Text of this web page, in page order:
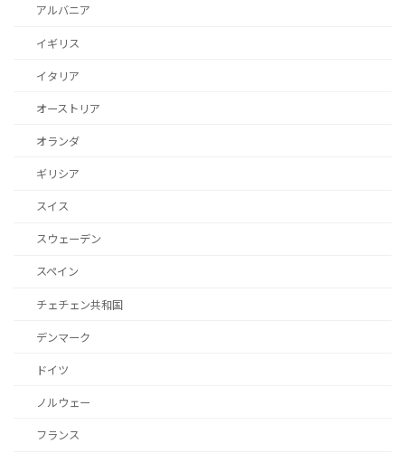
アルバニア
イギリス
イタリア
オーストリア
オランダ
ギリシア
スイス
スウェーデン
スペイン
チェチェン共和国
デンマーク
ドイツ
ノルウェー
フランス